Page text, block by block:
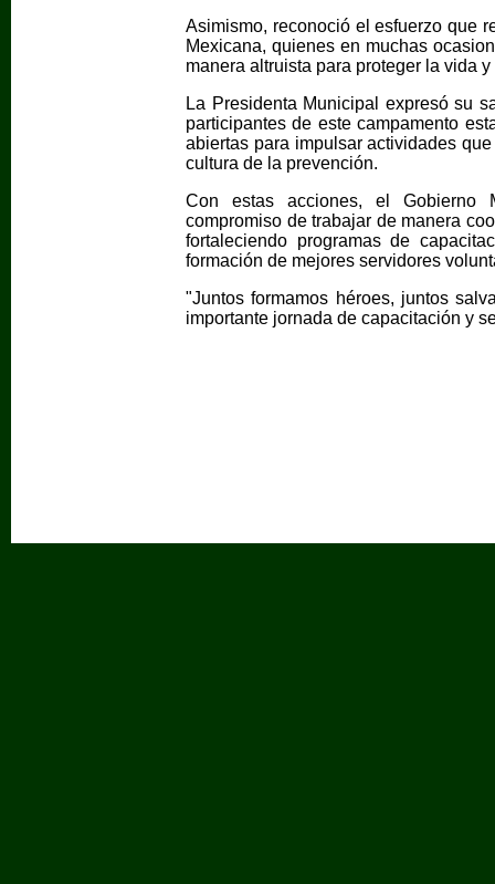
Asimismo, reconoció el esfuerzo que
Mexicana, quienes en muchas
manera altruista para proteger la vida
La Presidenta Municipal expresó su
participantes de este campamento
abiertas para impulsar actividades
cultura de la prevención.
Con estas acciones, el Gobierno
compromiso de trabajar de manera
fortaleciendo programas de
formación de mejores servidores
"Juntos formamos héroes, juntos
importante jornada de capacitación y